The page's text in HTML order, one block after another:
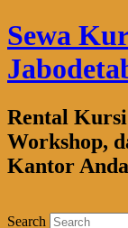
Sewa
Rental
Workshop,
Kantor Anda
Search